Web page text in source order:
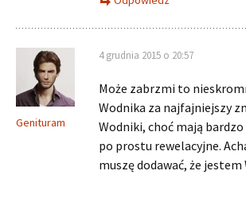
Genituram
4 grudnia 2015 o 20:57
Może zabrzmi to
Wodnika za najfajniejszy
Wodniki, choć mają bardzo
po prostu rewelacyjne.
muszę dodawać, że